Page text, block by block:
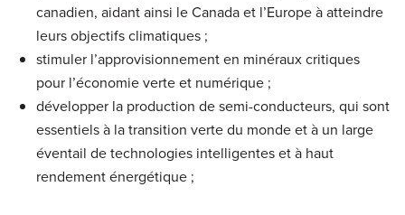
canadien, aidant ainsi le Canada et l’Europe à atteindre
leurs objectifs climatiques ;
stimuler l’approvisionnement en minéraux critiques
pour l’économie verte et numérique ;
développer la production de semi-conducteurs, qui sont
essentiels à la transition verte du monde et à un large
éventail de technologies intelligentes et à haut
rendement énergétique ;